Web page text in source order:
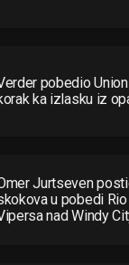
pobedio
ka izlasku iz
Jurtseven
u pobedi
nad Windy